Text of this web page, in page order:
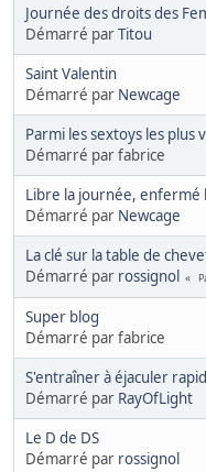
Journée des droits des
Démarré parTitou
Saint Valentin
Démarré par Newcage
Parmi les sextoys les plus
Démarré par fabrice
Libre la journée, enfermé
Démarré par Newcage
La clé sur la table de
Démarré par rossignol
Super blog
Démarré par fabrice
S'entraîner à éjaculer
Démarré par RayOfLight
Le D de DS
Démarré par rossignol